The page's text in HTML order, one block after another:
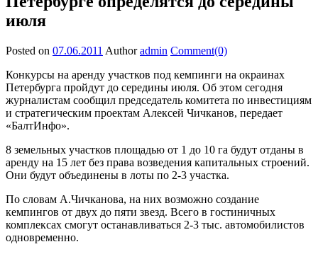
июля
Posted on 07.06.2011 Author admin Comment(0)
Конкурсы на аренду участков под кемпинги на окраинах
Петербурга пройдут до середины июля. Об этом сегодня
журналистам сообщил председатель комитета по инвестициям
и стратегическим проектам Алексей Чичканов, передает
«БалтИнфо».
8 земельных участков площадью от 1 до 10 га будут отданы в
аренду на 15 лет без права возведения капитальных строений.
Они будут объединены в лоты по 2-3 участка.
По словам А.Чичканова, на них возможно создание
кемпингов от двух до пяти звезд. Всего в гостиничных
комплексах смогут останавливаться 2-3 тыс. автомобилистов
одновременно.